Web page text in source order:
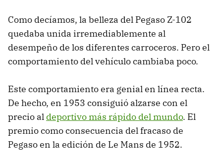
Como decíamos, la belleza del Pegaso Z-102
quedaba unida irremediablemente al
desempeño de los diferentes carroceros. Pero el
comportamiento del vehículo cambiaba poco.
Este comportamiento era genial en línea recta.
De hecho, en 1953 consiguió alzarse con el
precio al deportivo más rápido del mundo. El
premio como consecuencia del fracaso de
Pegaso en la edición de Le Mans de 1952.